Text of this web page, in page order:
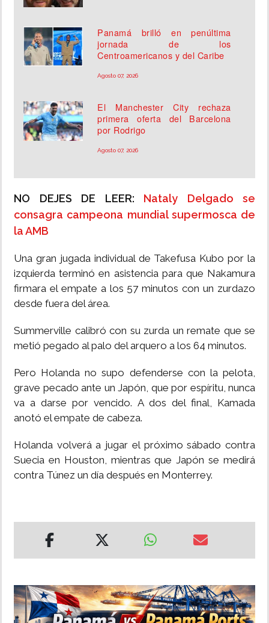
Panamá brilló en penúltima
jornada de los
Centroamericanos y del Caribe
Agosto 07, 2026
El Manchester City rechaza
primera oferta del Barcelona
por Rodrigo
Agosto 07, 2026
NO DEJES DE LEER: Nataly Delgado se
consagra campeona mundial supermosca de
la AMB
Una gran jugada individual de Takefusa Kubo por la
izquierda terminó en asistencia para que Nakamura
firmara el empate a los 57 minutos con un zurdazo
desde fuera del área.
Summerville calibró con su zurda un remate que se
metió pegado al palo del arquero a los 64 minutos.
Pero Holanda no supo defenderse con la pelota,
grave pecado ante un Japón, que por espíritu, nunca
va a darse por vencido. A dos del final, Kamada
anotó el empate de cabeza.
Holanda volverá a jugar el próximo sábado contra
Suecia en Houston, mientras que Japón se medirá
contra Túnez un día después en Monterrey.